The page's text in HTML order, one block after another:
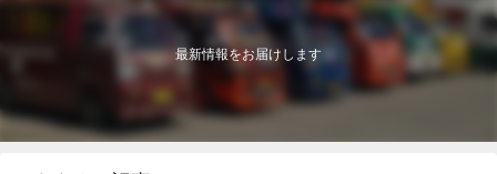
最新情報をお届けします